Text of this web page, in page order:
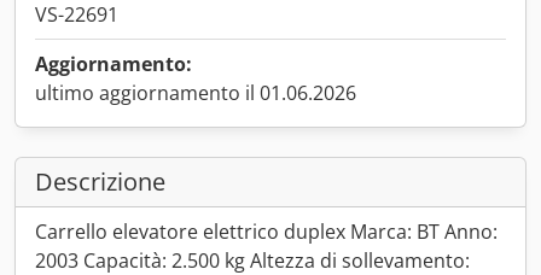
VS-22691
Aggiornamento:
ultimo aggiornamento il 01.06.2026
Descrizione
Carrello elevatore elettrico duplex Marca: BT Anno:
2003 Capacità: 2.500 kg Altezza di sollevamento: